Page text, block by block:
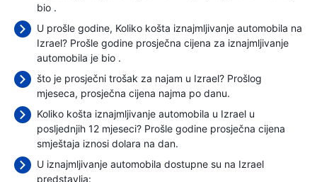
bio .
U prošle godine, Koliko košta iznajmljivanje automobila na
Izrael? Prošle godine prosječna cijena za iznajmljivanje
automobila je bio .
što je prosječni trošak za najam u Izrael? Prošlog
mjeseca, prosječna cijena najma po danu.
Koliko košta iznajmljivanje automobila u Izrael u
posljednjih 12 mjeseci? Prošle godine prosječna cijena
smještaja iznosi dolara na dan.
U iznajmljivanje automobila dostupne su na Izrael
predstavlja: